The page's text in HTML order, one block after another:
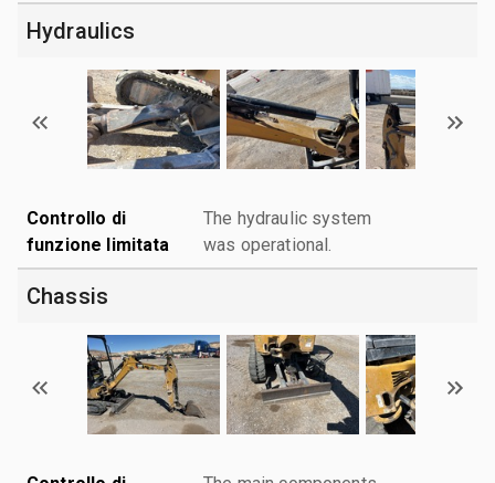
Hydraulics
Controllo di
funzione limitata
The hydraulic system
was operational.
Chassis